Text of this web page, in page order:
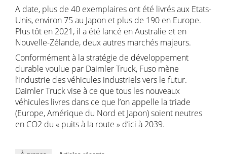
A date, plus de 40 exemplaires ont été livrés aux Etats-
Unis, environ 75 au Japon et plus de 190 en Europe.
Plus tôt en 2021, il a été lancé en Australie et en
Nouvelle-Zélande, deux autres marchés majeurs.
Conformément à la stratégie de développement
durable voulue par Daimler Truck, Fuso mène
l’industrie des véhicules industriels vers le futur.
Daimler Truck vise à ce que tous les nouveaux
véhicules livres dans ce que l’on appelle la triade
(Europe, Amérique du Nord et Japon) soient neutres
en CO2 du « puits à la route » d’ici à 2039.